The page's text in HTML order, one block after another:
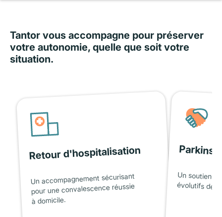
Tantor vous accompagne pour préserver
votre autonomie, quelle que soit votre
situation.
Retour d'hospitalisation
Un accompagnement sécurisant
pour une convalescence réussie
à domicile.
Un soutien
évolutifs de